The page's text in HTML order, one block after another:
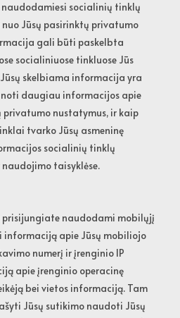
socialinių tinklų
Jūsų pasirinktų privatumo
gali būti paskelbta
socialiniuose tinkluose Jūs
skelbiama informacija yra
daugiau informacijos apie
nustatymus, ir kaip
tvarko Jūsų asmeninę
socialinių tinklų
taisyklėse.
prisijungiate naudodami mobilųjį
informaciją apie Jūsų mobiliojo
numerį ir įrenginio IP
apie įrenginio operacinę
bei vietos informaciją. Tam
Jūsų sutikimo naudoti Jūsų